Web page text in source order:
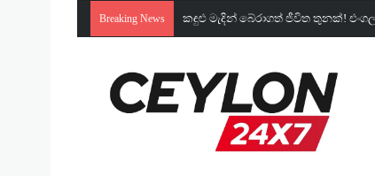
Breaking News කඳුළු මැදින් බේරාගත් ජීවිත තුනක්!